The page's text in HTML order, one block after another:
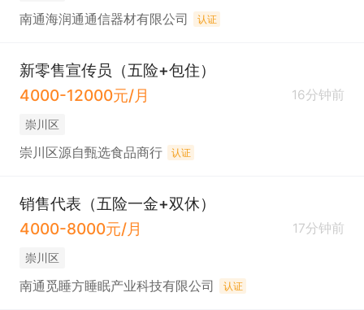
南通海润通通信器材有限公司 认证
新零售宣传员（五险+包住）
4000-12000元/月
16分钟前
崇川区
崇川区源自甄选食品商行 认证
销售代表（五险一金+双休）
4000-8000元/月
17分钟前
崇川区
南通觅睡方睡眠产业科技有限公司 认证